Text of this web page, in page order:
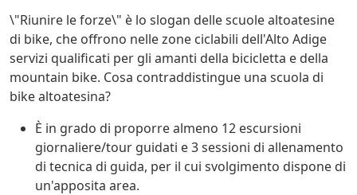
\"Riunire le forze\" è lo slogan delle scuole altoatesine
di bike, che offrono nelle zone ciclabili dell'Alto Adige
servizi qualificati per gli amanti della bicicletta e della
mountain bike. Cosa contraddistingue una scuola di
bike altoatesina?
È in grado di proporre almeno 12 escursioni
giornaliere/tour guidati e 3 sessioni di allenamento
di tecnica di guida, per il cui svolgimento dispone di
un'apposita area.